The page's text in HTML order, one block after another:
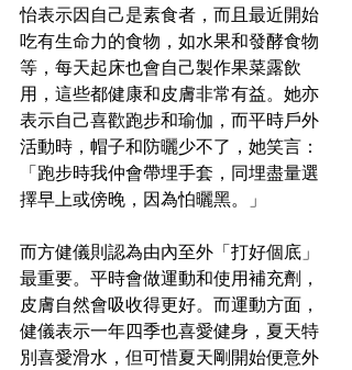
怡表示因自己是素食者，而且最近開始
吃有生命力的食物，如水果和發酵食物
等，每天起床也會自己製作果菜露飲
用，這些都健康和皮膚非常有益。她亦
表示自己喜歡跑步和瑜伽，而平時戶外
活動時，帽子和防曬少不了，她笑言：
「跑步時我仲會帶埋手套，同埋盡量選
擇早上或傍晚，因為怕曬黑。」
而方健儀則認為由內至外「打好個底」
最重要。平時會做運動和使用補充劑，
皮膚自然會吸收得更好。而運動方面，
健儀表示一年四季也喜愛健身，夏天特
別喜愛滑水，但可惜夏天剛開始便意外